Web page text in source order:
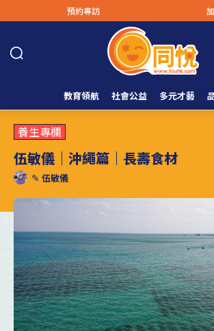
預約專訪
教育領航 社會公益 多元才藝
養生專欄
伍敏儀｜沖繩篇｜長壽食材
✎ 伍敏儀